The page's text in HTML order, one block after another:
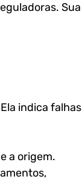
Sua
indica falhas
a origem.